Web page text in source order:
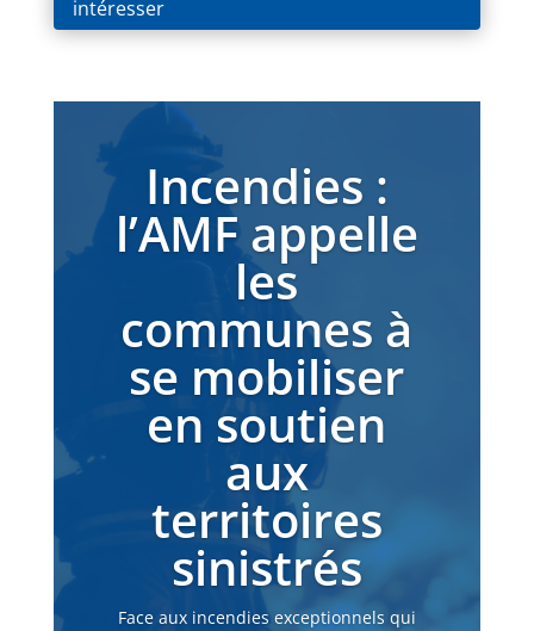
intéresser
Incendies :
l’AMF appelle
les
communes à
se mobiliser
en soutien
aux
territoires
sinistrés
Face aux incendies exceptionnels qui